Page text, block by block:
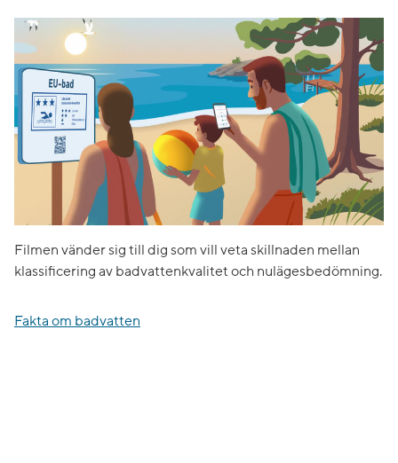
Filmen vänder sig till dig som vill veta skillnaden mellan
klassificering av badvattenkvalitet och nulägesbedömning.
Fakta om badvatten